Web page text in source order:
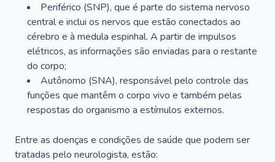
Periférico (SNP), que é parte do sistema nervoso
central e inclui os nervos que estão conectados ao
cérebro e à medula espinhal. A partir de impulsos
elétricos, as informações são enviadas para o restante
do corpo;
Autônomo (SNA), responsável pelo controle das
funções que mantêm o corpo vivo e também pelas
respostas do organismo a estímulos externos.
Entre as doenças e condições de saúde que podem ser
tratadas pelo neurologista, estão: